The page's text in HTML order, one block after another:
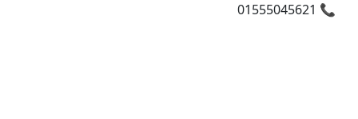
📞 01555045621